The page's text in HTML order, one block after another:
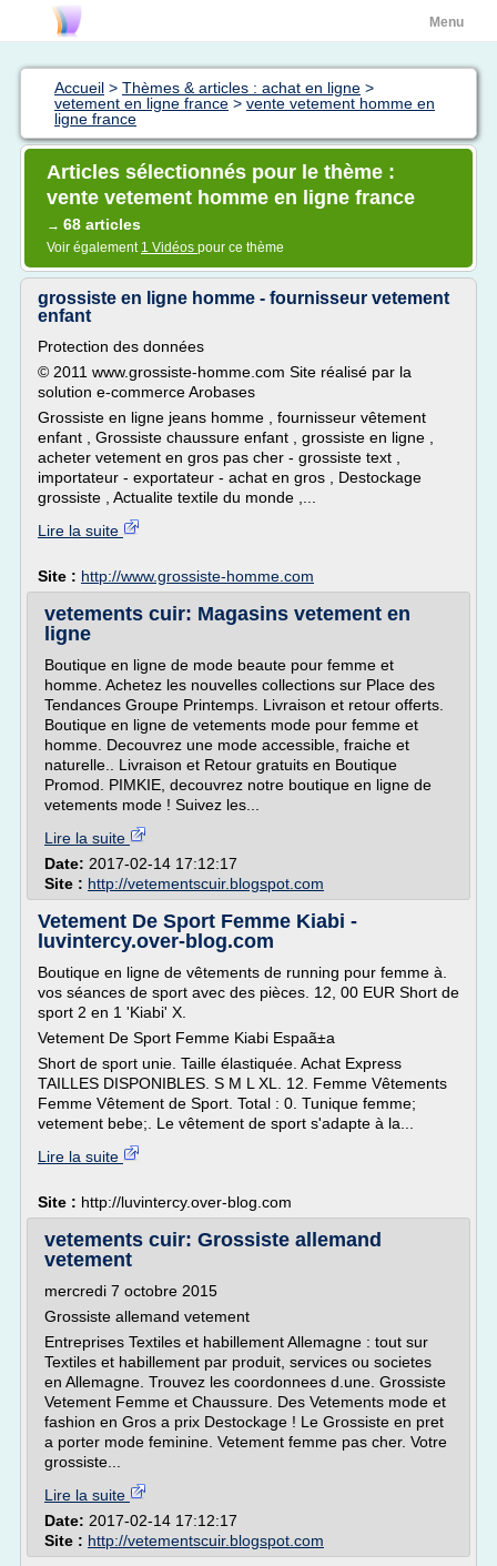
Menu
Accueil > Thèmes & articles : achat en ligne >
vetement en ligne france > vente vetement homme en
ligne france
Articles sélectionnés pour le thème :
vente vetement homme en ligne france
→ 68 articles
Voir également 1 Vidéos pour ce thème
grossiste en ligne homme - fournisseur vetement
enfant
Protection des données
© 2011 www.grossiste-homme.com Site réalisé par la
solution e-commerce Arobases
Grossiste en ligne jeans homme , fournisseur vêtement
enfant , Grossiste chaussure enfant , grossiste en ligne ,
acheter vetement en gros pas cher - grossiste text ,
importateur - exportateur - achat en gros , Destockage
grossiste , Actualite textile du monde ,...
Lire la suite
Site : http://www.grossiste-homme.com
vetements cuir: Magasins vetement en
ligne
Boutique en ligne de mode beaute pour femme et
homme. Achetez les nouvelles collections sur Place des
Tendances Groupe Printemps. Livraison et retour offerts.
Boutique en ligne de vetements mode pour femme et
homme. Decouvrez une mode accessible, fraiche et
naturelle.. Livraison et Retour gratuits en Boutique
Promod. PIMKIE, decouvrez notre boutique en ligne de
vetements mode ! Suivez les...
Lire la suite
Date: 2017-02-14 17:12:17
Site : http://vetementscuir.blogspot.com
Vetement De Sport Femme Kiabi -
luvintercy.over-blog.com
Boutique en ligne de vêtements de running pour femme à.
vos séances de sport avec des pièces. 12, 00 EUR Short de
sport 2 en 1 'Kiabi' X.
Vetement De Sport Femme Kiabi Espaã±a
Short de sport unie. Taille élastiquée. Achat Express
TAILLES DISPONIBLES. S M L XL. 12. Femme Vêtements
Femme Vêtement de Sport. Total : 0. Tunique femme;
vetement bebe;. Le vêtement de sport s'adapte à la...
Lire la suite
Site : http://luvintercy.over-blog.com
vetements cuir: Grossiste allemand
vetement
mercredi 7 octobre 2015
Grossiste allemand vetement
Entreprises Textiles et habillement Allemagne : tout sur
Textiles et habillement par produit, services ou societes
en Allemagne. Trouvez les coordonnees d.une. Grossiste
Vetement Femme et Chaussure. Des Vetements mode et
fashion en Gros a prix Destockage ! Le Grossiste en pret
a porter mode feminine. Vetement femme pas cher. Votre
grossiste...
Lire la suite
Date: 2017-02-14 17:12:17
Site : http://vetementscuir.blogspot.com